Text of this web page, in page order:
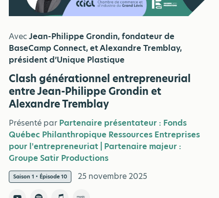
AvecJean-Philippe Grondin, fondateur de
BaseCamp Connect, et Alexandre Tremblay,
président d’Unique Plastique
Clash générationnel entrepreneurial
entre Jean-Philippe Grondin et
Alexandre Tremblay
Présenté par Partenaire présentateur : Fonds
Québec Philanthropique Ressources Entreprises
pour l'entrepreneuriat | Partenaire majeur :
Groupe Satir Productions
Saison 1 • Épisode 10 25 novembre 2025